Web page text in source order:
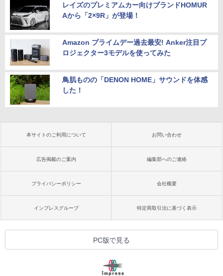
レイズのプレミアムカー向けブランドHOMUR
Aから「2×9R」が登場！
Amazon プライムデー過去最安! Anker注目プ
ロジェクター3モデルを使ってみた
鳥肌ものの「DENON HOME」サウンドを体感
した！
本サイトのご利用について お問い合わせ
広告掲載のご案内 編集部へのご連絡
プライバシーポリシー 会社概要
インプレスグループ 特定商取引法に基づく表示
PC版で見る